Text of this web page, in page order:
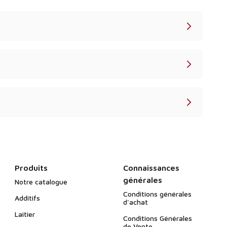
Produits
Notre catalogue
Additifs
Laitier
Connaissances
générales
Conditions générales
d'achat
Conditions Générales